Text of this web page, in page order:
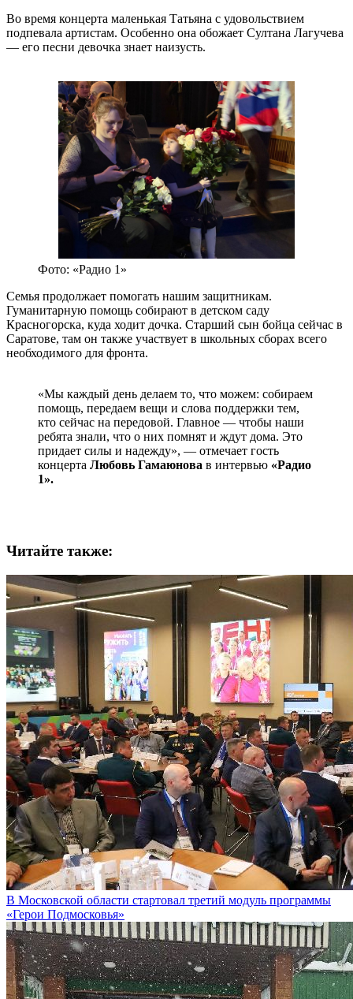
Во время концерта маленькая Татьяна с удовольствием
подпевала артистам. Особенно она обожает Султана Лагучева
— его песни девочка знает наизусть.
Фото: «Радио 1»
Семья продолжает помогать нашим защитникам.
Гуманитарную помощь собирают в детском саду
Красногорска, куда ходит дочка. Старший сын бойца сейчас в
Саратове, там он также участвует в школьных сборах всего
необходимого для фронта.
«Мы каждый день делаем то, что можем: собираем
помощь, передаем вещи и слова поддержки тем,
кто сейчас на передовой. Главное — чтобы наши
ребята знали, что о них помнят и ждут дома. Это
придает силы и надежду», — отмечает гость
концерта Любовь Гамаюнова в интервью «Радио
1».
Читайте также:
В Московской области стартовал третий модуль программы
«Герои Подмосковья»